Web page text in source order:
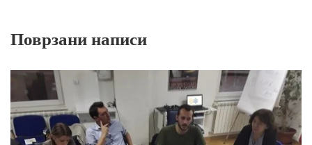
Поврзани написи